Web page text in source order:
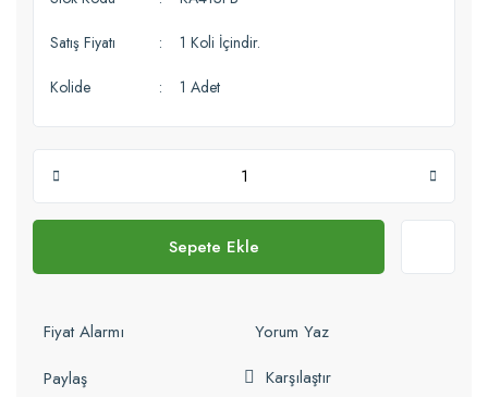
Satış Fiyatı 1 Koli İçindir.
Kolide 1 Adet
Sepete Ekle
Fiyat Alarmı
Yorum Yaz
Paylaş
Karşılaştır